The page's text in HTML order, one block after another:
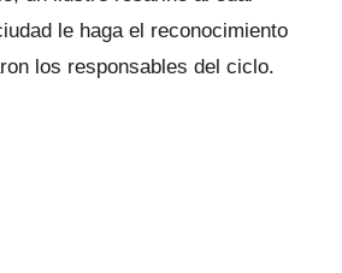
le haga el reconocimiento
los responsables del ciclo.